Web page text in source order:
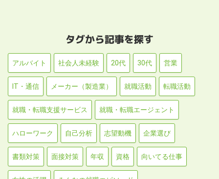
タグから記事を探す
アルバイト 社会人未経験 20代 30代 営業
IT・通信 メーカー（製造業） 就職活動 転職活動
就職・転職支援サービス 就職・転職エージェント
ハローワーク 自己分析 志望動機 企業選び
書類対策 面接対策 年収 資格 向いてる仕事